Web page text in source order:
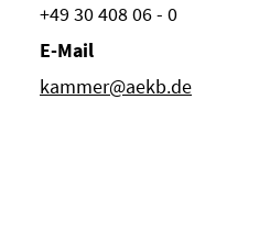
+49 30 408 06 - 0
E-Mail
kammer@aekb.de